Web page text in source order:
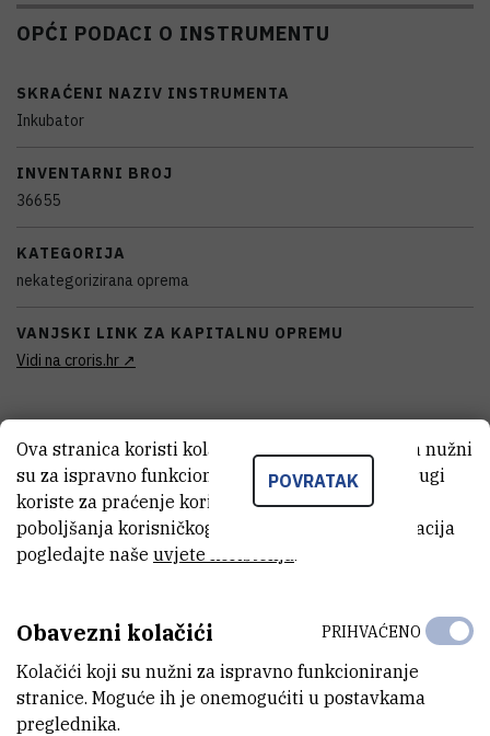
OPĆI PODACI O INSTRUMENTU
SKRAĆENI NAZIV INSTRUMENTA
Inkubator
INVENTARNI BROJ
36655
KATEGORIJA
nekategorizirana oprema
VANJSKI LINK ZA KAPITALNU OPREMU
Vidi na croris.hr
KARAKTERISTIKE
MODEL
DRB200 Digital Reactor Block
Hach
DETALJNE TEHNIČKE KARAKTERISTIKE
Uređaj za inkubaciju uzoraka za kemijske analize
POVRATAK
Ova stranica koristi kolačiće. Neki od tih kolačića nužni
su za ispravno funkcioniranje stranice, dok se drugi
koriste za praćenje korištenja stranice radi
poboljšanja korisničkog iskustva. Za više informacija
pogledajte naše uvjete korištenja.
Obavezni kolačići
Kolačići koji su nužni za ispravno funkcioniranje
stranice. Moguće ih je onemogućiti u postavkama
preglednika.
PRIHVAĆENO